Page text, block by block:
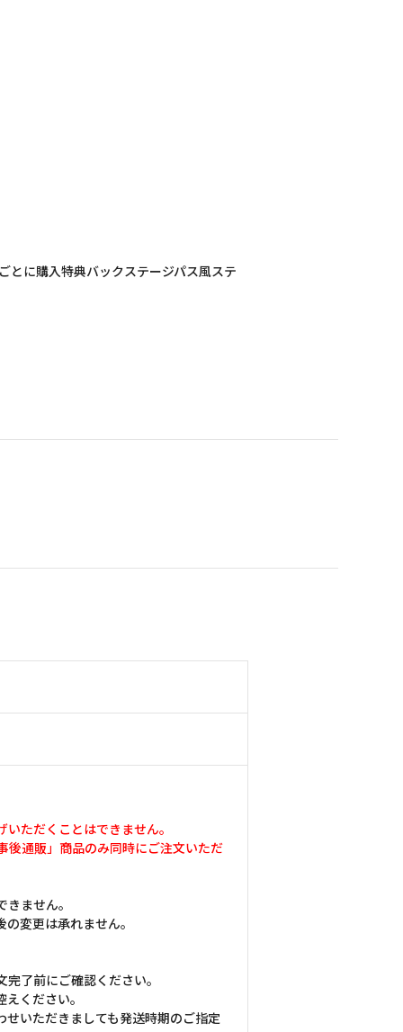
に購入特典バックステージパス風ステ
ただくことはできません。
通販」商品のみ同時にご注文いただ
ません。
変更は承れません。
了前にご確認ください。
ください。
いただきましても発送時期のご指定